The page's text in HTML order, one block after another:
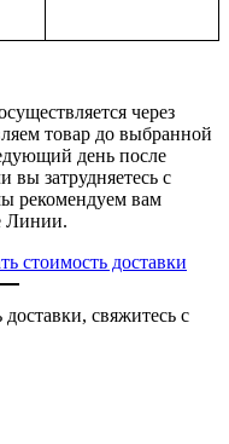
через
товар до выбранной
день после
вы затрудняетесь с
рекомендуем вам
Линии.
стоимость доставки
свяжитесь с